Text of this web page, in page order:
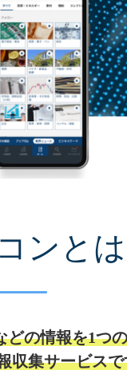
ンとは
どの情報を1つ
収集サービスで